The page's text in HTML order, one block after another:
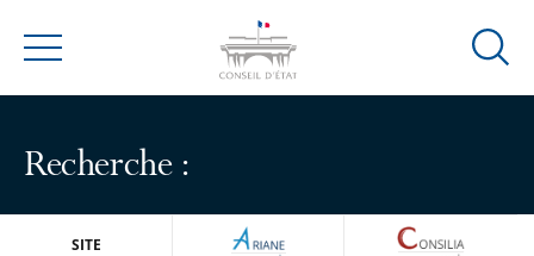
Menu
Ouvrir
Recherche :
SITE ARIANEWEB